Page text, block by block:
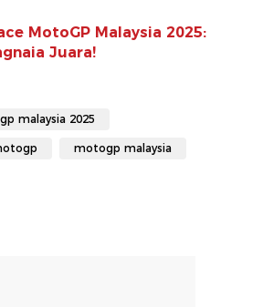
MotoGP Malaysia 2025:
Juara!
malaysia 2025
motogp malaysia